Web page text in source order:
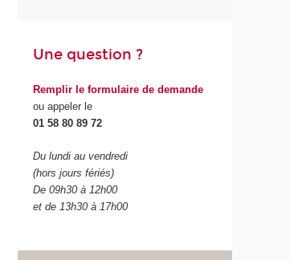
Une question ?
Remplir le formulaire de demande
ou appeler le
01 58 80 89 72
Du lundi au vendredi
(hors jours fériés)
De 09h30 à 12h00
et de 13h30 à 17h00